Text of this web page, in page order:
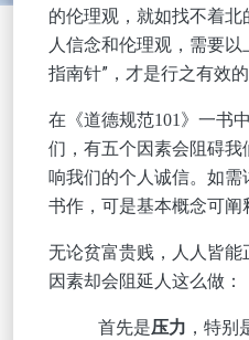
的伦理观，就如找不着北
人信念和伦理观 ，需要
指南针”，才是行之有效的
在《道德规范101》一书
们，有五个因素会阻碍
响我们的个人诚信。如
书作，可是基本概念可阐
无论贫富贵贱，人人皆
因素却会阻延人这么做：
首先是压力 ，特